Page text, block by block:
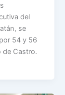
del
se
54 y 56
de Castro.